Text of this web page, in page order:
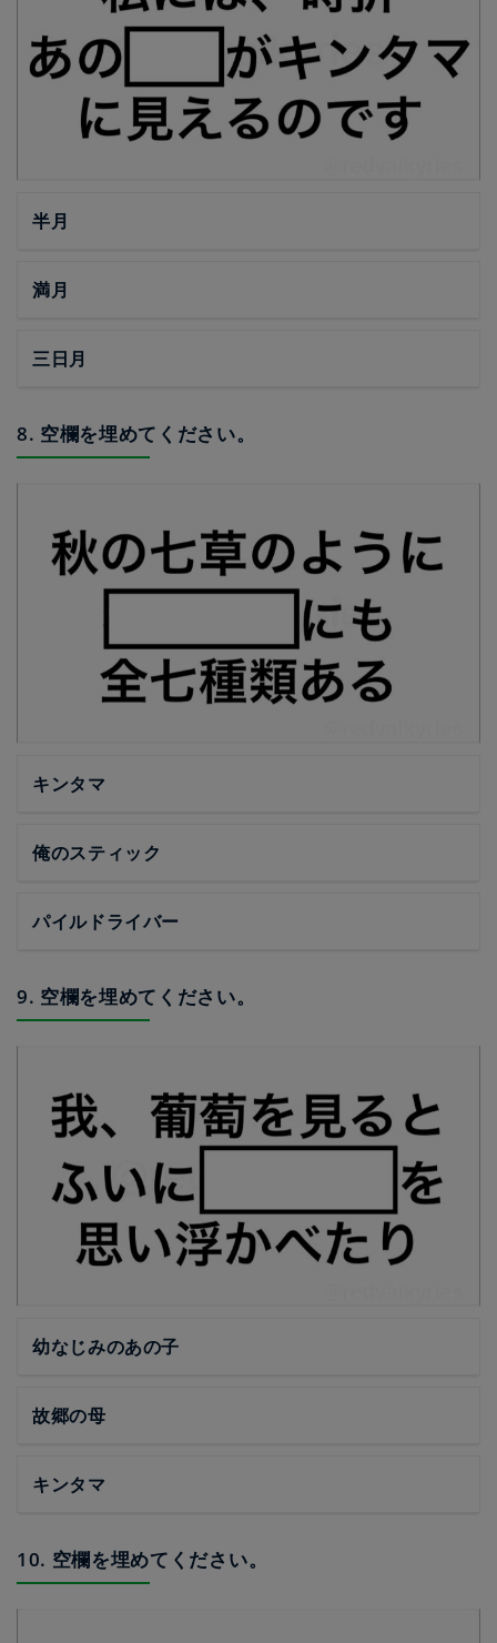
半月
満月
三日月
8. 空欄を埋めてください。
キンタマ
俺のスティック
パイルドライバー
9. 空欄を埋めてください。
幼なじみのあの子
故郷の母
キンタマ
10. 空欄を埋めてください。